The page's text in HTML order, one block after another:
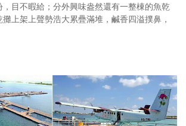
目不暇給；分外興味盎然還有一整棟的魚乾
上架上聲勢浩大累疊滿堆，鹹香四溢撲鼻，